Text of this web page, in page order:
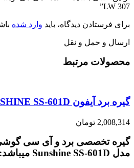
LW 307”
برای فرستادن دیدگاه، باید وارد شده
ارسال و حمل و نقل
محصولات مرتبط
گیره برد آیفون SUNSHINE SS-601D
2,008,314 تومان
گیره تخصصی برد و آی سی
مدل Sunshine SS-601D میباشد: